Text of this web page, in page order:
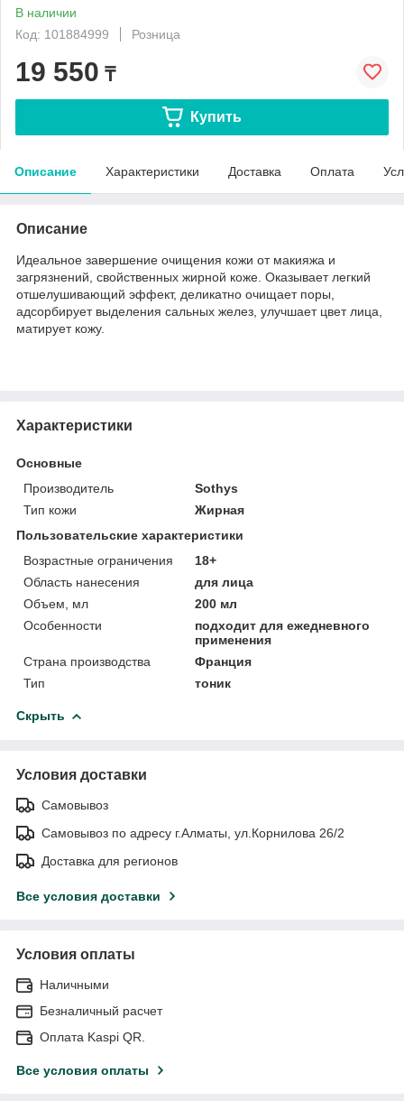
В наличии
Код: 101884999
Розница
19 550 ₸
Купить
Описание Характеристики Доставка Оплата
Описание
Идеальное завершение очищения кожи от макияжа и
загрязнений, свойственных жирной коже. Оказывает легкий
отшелушивающий эффект, деликатно очищает поры,
адсорбирует выделения сальных желез, улучшает цвет лица,
матирует кожу.
Характеристики
Основные
Производитель
Sothys
Тип кожи
Жирная
Пользовательские характеристики
Возрастные ограничения
18+
Область нанесения
для лица
Объем, мл
200 мл
Особенности
подходит для ежедневного
применения
Страна производства
Франция
Тип
тоник
Скрыть
Условия доставки
Самовывоз
Самовывоз по адресу г.Алматы, ул.Корнилова 26/2
Доставка для регионов
Все условия доставки
Условия оплаты
Наличными
Безналичный расчет
Оплата Kaspi QR.
Все условия оплаты